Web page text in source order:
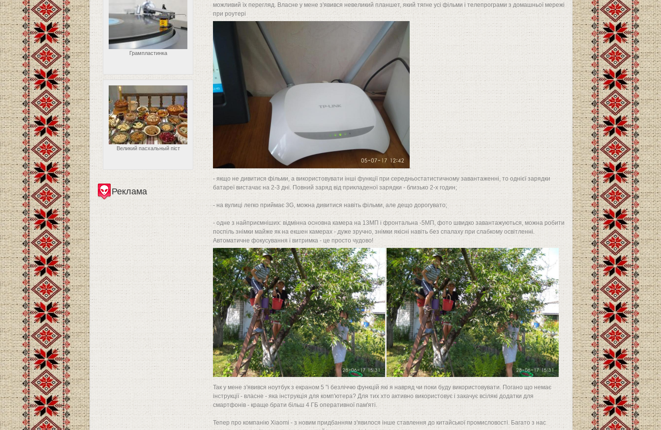
можливий їх перегляд. Власне у мене з'явився невеликий планшет, який тягне усі фільми і телепрограми з домашньої мережі
при роутері
.
- якщо не дивитися фільми, а використовувати інші функції при середньостатистичному завантаженні, то однієї зарядки
батареї вистачає на 2-3 дні. Повний заряд від прикладеної зарядки - близько 2-х годин;
- на вулиці легко приймає 3G, можна дивитися навіть фільми, але дещо дорогувато;
- одне з найприємніших: відмінна основна камера на 13МП і фронтальна -5МП, фото швидко завантажуються, можна робити
поспіль знімки майже як на екшен камерах - дуже зручно, знімки якісні навіть без спалаху при слабкому освітленні.
Автоматичне фокусування і витримка - це просто чудово!
Так у мене з'явився ноутбук з екраном 5 "і безліччю функцій які я навряд чи поки буду використовувати. Погано що немає
інструкції - власне - яка інструкція для комп'ютера? Для тих хто активно використовує і закачує всілякі додатки для
смартфонів - краще брати більш 4 ГБ оперативної пам'яті.
Тепер про компанію Xiaomi - з новим придбанням з'явилося інше ставлення до китайської промисловості. Багато з нас
Грампластинка
Великий пасхальный піст
Реклама